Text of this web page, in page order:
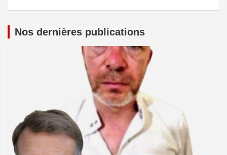
Nos dernières publications